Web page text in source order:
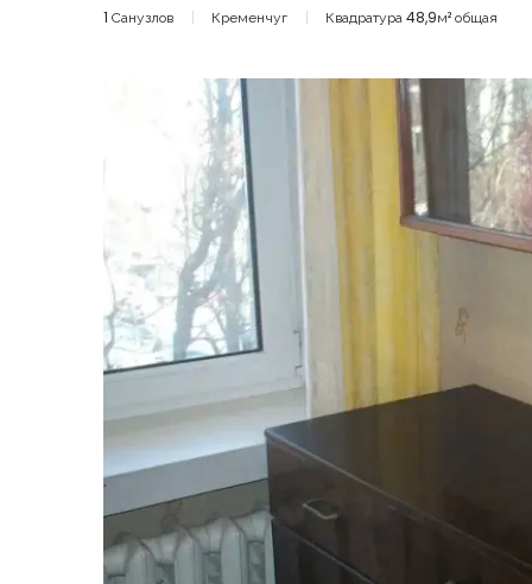
1 Санузлов Кременчуг Квадратура 48,9м² общая